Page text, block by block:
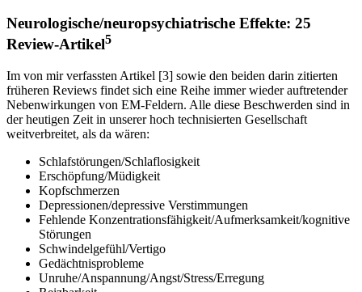
Neurologische/neuropsychiatrische Effekte: 25
Review-Artikel5
Im von mir verfassten Artikel [3] sowie den beiden darin zitierten
früheren Reviews findet sich eine Reihe immer wieder auftretender
Nebenwirkungen von EM-Feldern. Alle diese Beschwerden sind in
der heutigen Zeit in unserer hoch technisierten Gesellschaft
weitverbreitet, als da wären:
Schlafstörungen/Schlaflosigkeit
Erschöpfung/Müdigkeit
Kopfschmerzen
Depressionen/depressive Verstimmungen
Fehlende Konzentrationsfähigkeit/Aufmerksamkeit/kognitive
Störungen
Schwindelgefühl/Vertigo
Gedächtnisprobleme
Unruhe/Anspannung/Angst/Stress/Erregung